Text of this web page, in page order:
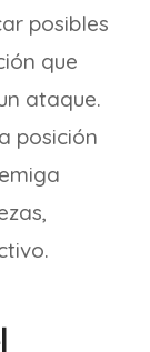
posibles
que
ataque.
posición